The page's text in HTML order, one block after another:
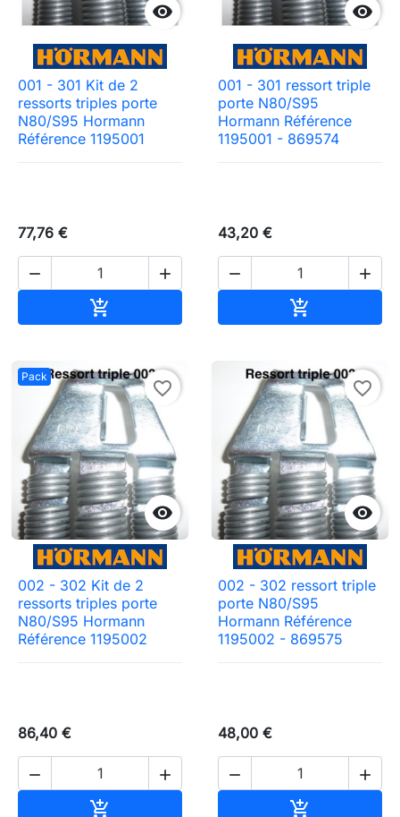

001 - 301 Kit de 2
ressorts triples porte
N80/S95 Hormann
Référence 1195001
77,76 €
 


001 - 301 ressort triple
porte N80/S95
Hormann Référence
1195001 - 869574
43,20 €
 

Pack

favorite_border
002 - 302 Kit de 2
ressorts triples porte
N80/S95 Hormann
Référence 1195002
86,40 €
 


favorite_border
002 - 302 ressort triple
porte N80/S95
Hormann Référence
1195002 - 869575
48,00 €
 
